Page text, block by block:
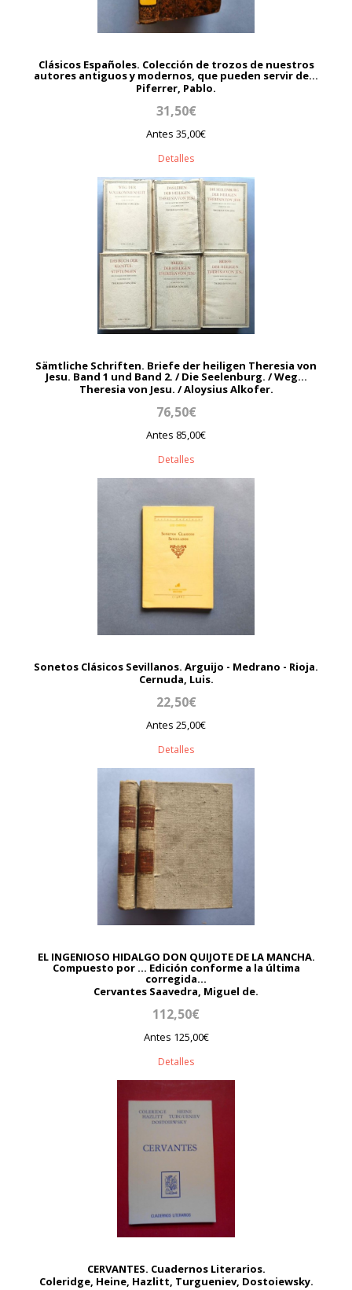
Clásicos Españoles. Colección de trozos de nuestros
autores antiguos y modernos, que pueden servir de...
Piferrer, Pablo.
31,50€
Antes 35,00€
Detalles
Sämtliche Schriften. Briefe der heiligen Theresia von
Jesu. Band 1 und Band 2. / Die Seelenburg. / Weg...
Theresia von Jesu. / Aloysius Alkofer.
76,50€
Antes 85,00€
Detalles
Sonetos Clásicos Sevillanos. Arguijo - Medrano - Rioja.
Cernuda, Luis.
22,50€
Antes 25,00€
Detalles
EL INGENIOSO HIDALGO DON QUIJOTE DE LA MANCHA.
Compuesto por ... Edición conforme a la última
corregida...
Cervantes Saavedra, Miguel de.
112,50€
Antes 125,00€
Detalles
CERVANTES. Cuadernos Literarios.
Coleridge, Heine, Hazlitt, Turgueniev, Dostoiewsky.